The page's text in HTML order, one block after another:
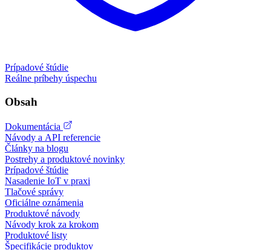
Prípadové štúdie
Reálne príbehy úspechu
Obsah
Dokumentácia
Návody a API referencie
Články na blogu
Postrehy a produktové novinky
Prípadové štúdie
Nasadenie IoT v praxi
Tlačové správy
Oficiálne oznámenia
Produktové návody
Návody krok za krokom
Produktové listy
Špecifikácie produktov